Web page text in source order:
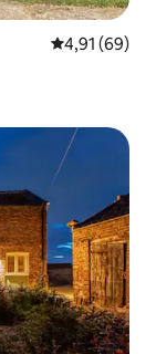
Просечна
4,91 (69)